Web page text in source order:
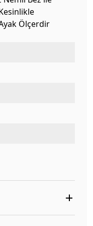
Ölçerdir